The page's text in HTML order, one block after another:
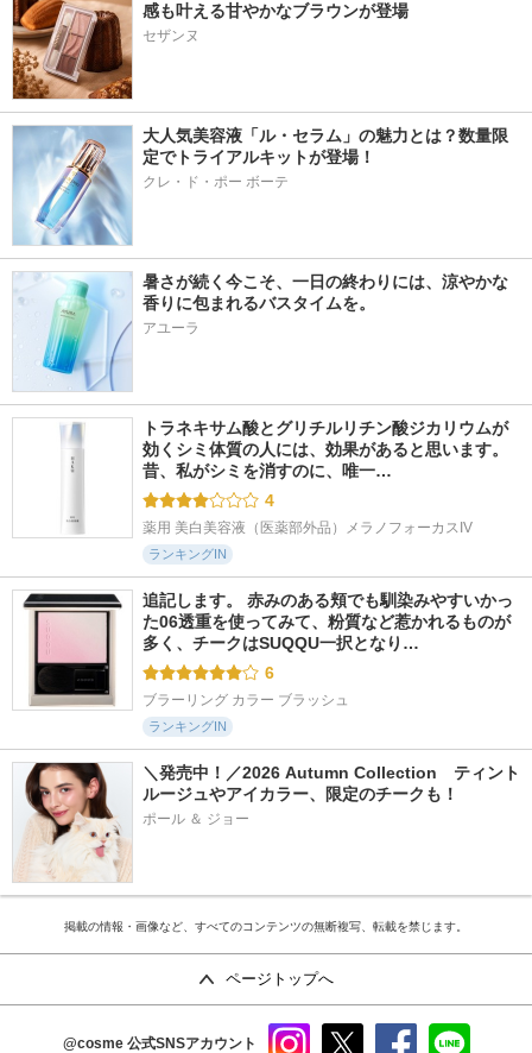
感も叶える甘やかなブラウンが登場
大人気美容液「ル・セラム」の魅力とは？数量限
定でトライアルキットが登場！
クレ・ド・ポー ボーテ
暑さが続く今こそ、一日の終わりには、涼やかな
香りに包まれるバスタイムを。
アユーラ
トラネキサム酸とグリチルリチン酸ジカリウムが
効くシミ体質の人には、効果があると思います。
昔、私がシミを消すのに、唯一…
4
薬用 美白美容液（医薬部外品）メラノフォーカスIV
ランキングIN
追記します。 赤みのある頬でも馴染みやすいかっ
た06透重を使ってみて、粉質など惹かれるものが
多く、チークはSUQQU一択となり…
6
ブラーリング カラー ブラッシュ
ランキングIN
＼発売中！／2026 Autumn Collection　ティント
ルージュやアイカラー、限定のチークも！
ポール ＆ ジョー
掲載の情報・画像など、すべてのコンテンツの無断複写、転載を禁じます。
ページトップへ
@cosme 公式SNSアカウント